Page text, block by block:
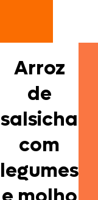
Arroz
de
salsicha
com
legumes